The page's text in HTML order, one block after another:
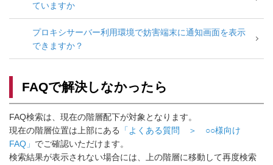
ていますか
プロキシサーバー利用環境で妨害端末に通知画面を表示
できますか？
FAQで解決しなかったら
FAQ検索は、現在の階層配下が対象となります。
現在の階層位置は上部にある
「よくある質問 ＞ ○○様向け
FAQ」 でご確認いただけます。
検索結果が表示されない場合には、上の階層に移動して再度検索